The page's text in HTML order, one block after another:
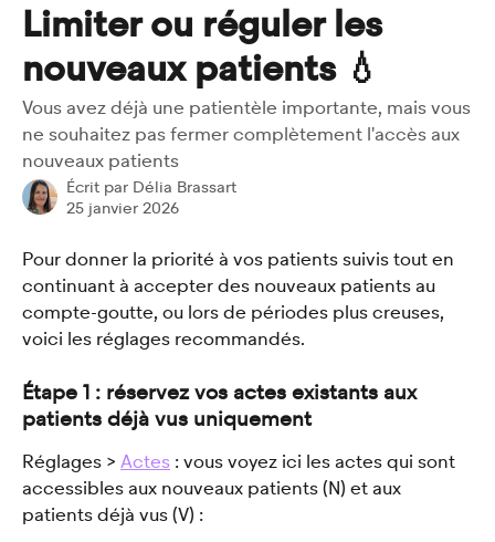
Limiter ou réguler les
nouveaux patients 💧
Vous avez déjà une patientèle importante, mais vous
ne souhaitez pas fermer complètement l'accès aux
nouveaux patients
Écrit par Délia Brassart
25 janvier 2026
Pour donner la priorité à vos patients suivis tout en
continuant à accepter des nouveaux patients au
compte-goutte, ou lors de périodes plus creuses,
voici les réglages recommandés.
Étape 1 : réservez vos actes existants aux
patients déjà vus uniquement
Réglages > Actes : vous voyez ici les actes qui sont
accessibles aux nouveaux patients (N) et aux
patients déjà vus (V) :